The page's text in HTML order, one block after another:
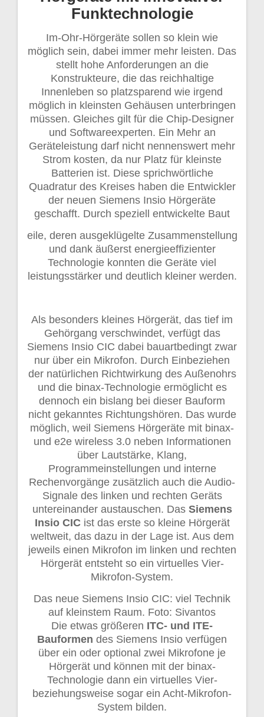
Funktechnologie
Im-Ohr-Hörgeräte sollen so klein wie
möglich sein, dabei immer mehr leisten. Das
stellt hohe Anforderungen an die
Konstrukteure, die das reichhaltige
Innenleben so platzsparend wie irgend
möglich in kleinsten Gehäusen unterbringen
müssen. Gleiches gilt für die Chip-Designer
und Softwareexperten. Ein Mehr an
Geräteleistung darf nicht nennenswert mehr
Strom kosten, da nur Platz für kleinste
Batterien ist. Diese sprichwörtliche
Quadratur des Kreises haben die Entwickler
der neuen Siemens Insio Hörgeräte
geschafft. Durch speziell entwickelte Baut
eile, deren ausgeklügelte Zusammenstellung
und dank äußerst energieeffizienter
Technologie konnten die Geräte viel
leistungsstärker und deutlich kleiner werden.
Als besonders kleines Hörgerät, das tief im
Gehörgang verschwindet, verfügt das
Siemens Insio CIC dabei bauartbedingt zwar
nur über ein Mikrofon. Durch Einbeziehen
der natürlichen Richtwirkung des Außenohrs
und die binax-Technologie ermöglicht es
dennoch ein bislang bei dieser Bauform
nicht gekanntes Richtungshören. Das wurde
möglich, weil Siemens Hörgeräte mit binax-
und e2e wireless 3.0 neben Informationen
über Lautstärke, Klang,
Programmeinstellungen und interne
Rechenvorgänge zusätzlich auch die Audio-
Signale des linken und rechten Geräts
untereinander austauschen. Das Siemens
Insio CIC ist das erste so kleine Hörgerät
weltweit, das dazu in der Lage ist. Aus dem
jeweils einen Mikrofon im linken und rechten
Hörgerät entsteht so ein virtuelles Vier-
Mikrofon-System.
Das neue Siemens Insio CIC: viel Technik
auf kleinstem Raum. Foto: Sivantos
Die etwas größeren ITC- und ITE-
Bauformen des Siemens Insio verfügen
über ein oder optional zwei Mikrofone je
Hörgerät und können mit der binax-
Technologie dann ein virtuelles Vier-
beziehungsweise sogar ein Acht-Mikrofon-
System bilden.